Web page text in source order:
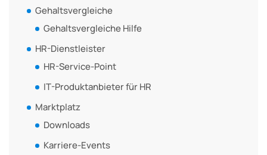
Gehaltsvergleiche
Gehaltsvergleiche Hilfe
HR-Dienstleister
HR-Service-Point
IT-Produktanbieter für HR
Marktplatz
Downloads
Karriere-Events